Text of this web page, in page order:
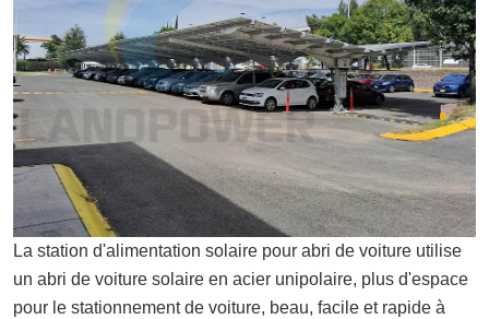
La station d'alimentation solaire pour abri de voiture utilise
un abri de voiture solaire en acier unipolaire, plus d'espace
pour le stationnement de voiture, beau, facile et rapide à